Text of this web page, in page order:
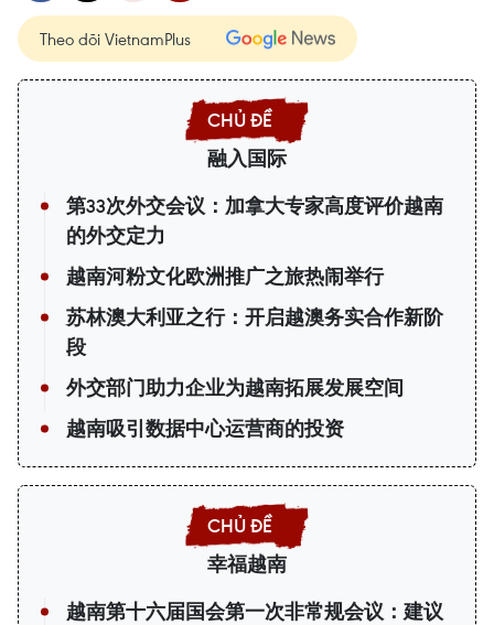
Theo dõi VietnamPlus
融入国际
第33次外交会议：加拿大专家高度评价越南
的外交定力
越南河粉文化欧洲推广之旅热闹举行
苏林澳大利亚之行：开启越澳务实合作新阶
段
外交部门助力企业为越南拓展发展空间
越南吸引数据中心运营商的投资
幸福越南
越南第十六届国会第一次非常规会议：建议